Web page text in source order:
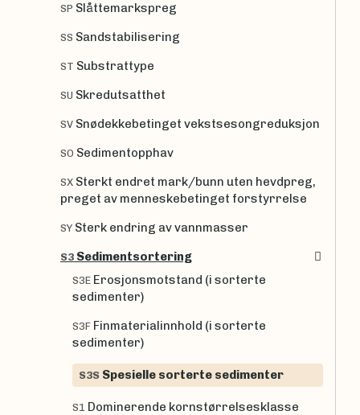
SP Slåttemarkspreg
SS Sandstabilisering
ST Substrattype
SU Skredutsatthet
SV Snødekkebetinget vekstsesongreduksjon
SO Sedimentopphav
SX Sterkt endret mark/bunn uten hevdpreg,
preget av menneskebetinget forstyrrelse
SY Sterk endring av vannmasser
S3 Sedimentsortering
S3E Erosjonsmotstand (i sorterte
sedimenter)
S3F Finmaterialinnhold (i sorterte
sedimenter)
S3S Spesielle sorterte sedimenter
S1 Dominerende kornstørrelsesklasse